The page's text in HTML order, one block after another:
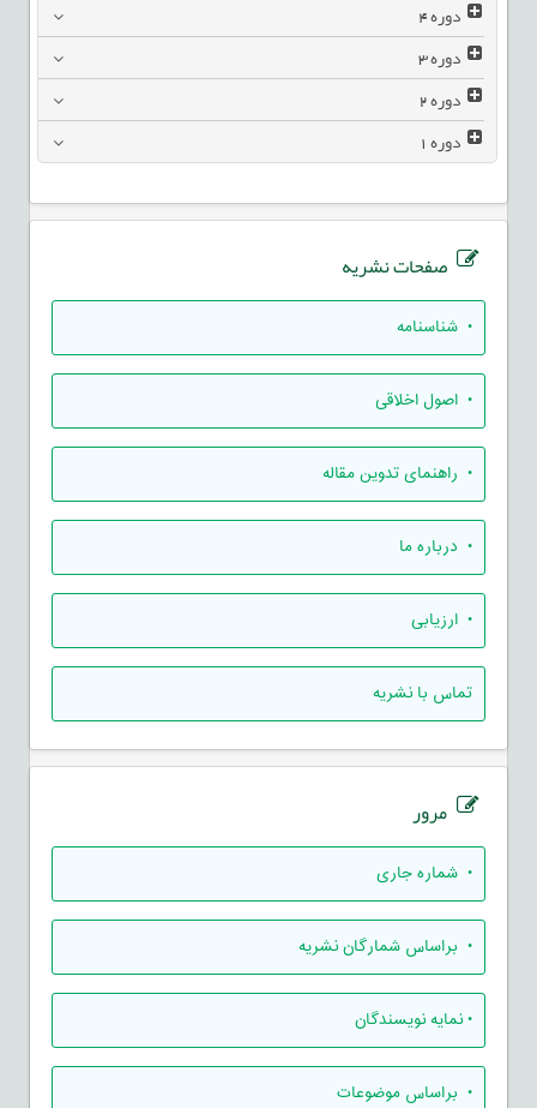
دوره4
دوره3
دوره2
دوره1
صفحات نشریه
• شناسنامه
• اصول اخلاقی
• راهنمای تدوين مقاله
• درباره ما
• ارزيابی
تماس با نشریه
مرور
• شماره جاری
• براساس شمارگان نشریه
•نمایه نویسندگان
• براساس موضوعات